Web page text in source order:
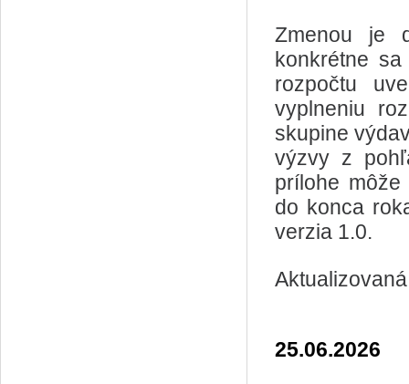
Zmenou je
konkrétne
rozpočtu
vyplneniu
skupine
výzvy z
prílohe
do konca
verzia 1.0.
25.06.2026